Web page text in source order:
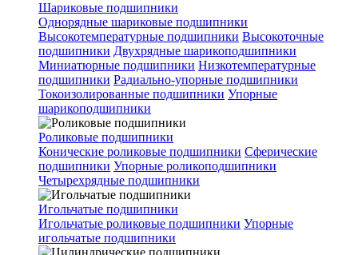
Шариковые подшипники
Однорядные шариковые подшипники
Высокотемпературные подшипники Высокоточные
подшипники Двухрядные шарикоподшипники
Миниатюрные подшипники Низкотемпературные
подшипники Радиально-упорные подшипники
Токоизолированные подшипники Упорные
шарикоподшипники
Роликовые подшипники
Конические роликовые подшипники Сферические
подшипники Упорные роликоподшипники
Четырехрядные подшипники
Игольчатые подшипники
Игольчатые роликовые подшипники Упорные
игольчатые подшипники